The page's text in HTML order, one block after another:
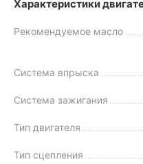
Характеристики
Рекомендуемое масло
Система впрыска
Система зажигания
Тип двигателя
Тип сцепления